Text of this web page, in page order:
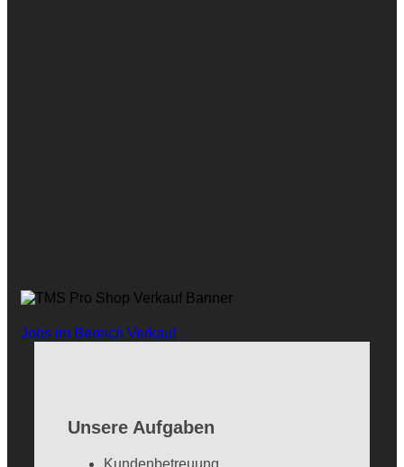
Jobs im Bereich Verkauf
Unsere Aufgaben